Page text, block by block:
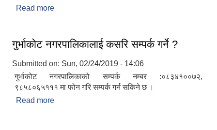
Read more
गुर्भाकोट नगरपालिकालाई कसरि सम्पर्क गर्ने ?
Submitted on: Sun, 02/24/2019 - 14:06
गुर्भाकोट नगरपालिकाको सम्पर्क नम्बर :०८३४१००७२,
९८५८०६५१११ मा फोन गरि सम्पर्क गर्न सकिने छ ।
Read more